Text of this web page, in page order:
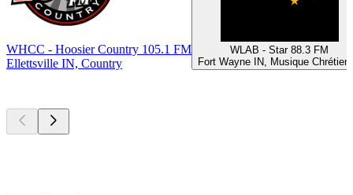
WHCC - Hoosier Country 105.1 FM
Ellettsville IN, Country
WLAB - Star 88.3 FM
Fort Wayne IN, Musique